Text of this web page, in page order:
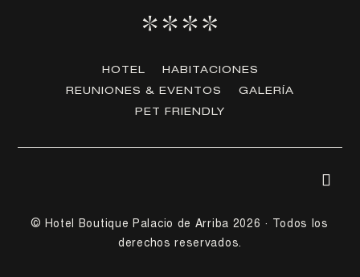
HOTEL HABITACIONES
REUNIONES & EVENTOS GALERÍA
PET FRIENDLY
© Hotel Boutique Palacio de Arriba 2026 · Todos los
derechos reservados.